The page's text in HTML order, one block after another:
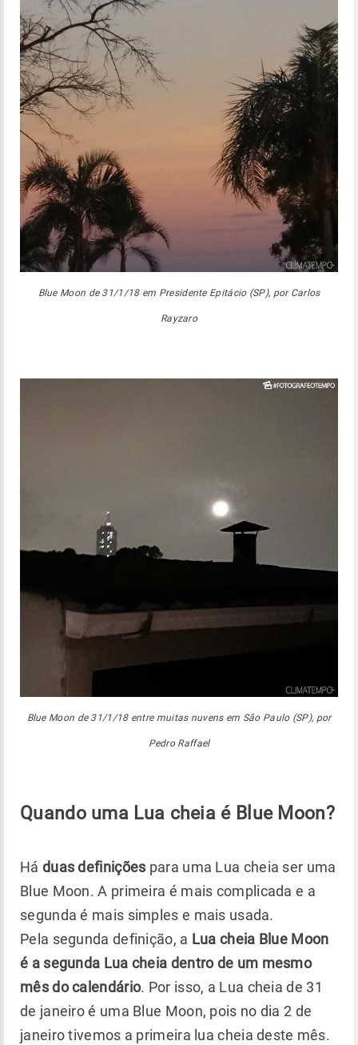
Blue Moon de 31/1/18 em Presidente Epitácio (SP), por Carlos
Rayzaro
Blue Moon de 31/1/18 entre muitas nuvens em São Paulo (SP), por
Pedro Raffael
Quando uma Lua cheia é Blue Moon?
Há duas definições para uma Lua cheia ser uma
Blue Moon. A primeira é mais complicada e a
segunda é mais simples e mais usada.
Pela segunda definição, a Lua cheia Blue Moon
é a segunda Lua cheia dentro de um mesmo
mês do calendário. Por isso, a Lua cheia de 31
de janeiro é uma Blue Moon, pois no dia 2 de
janeiro tivemos a primeira lua cheia deste mês.